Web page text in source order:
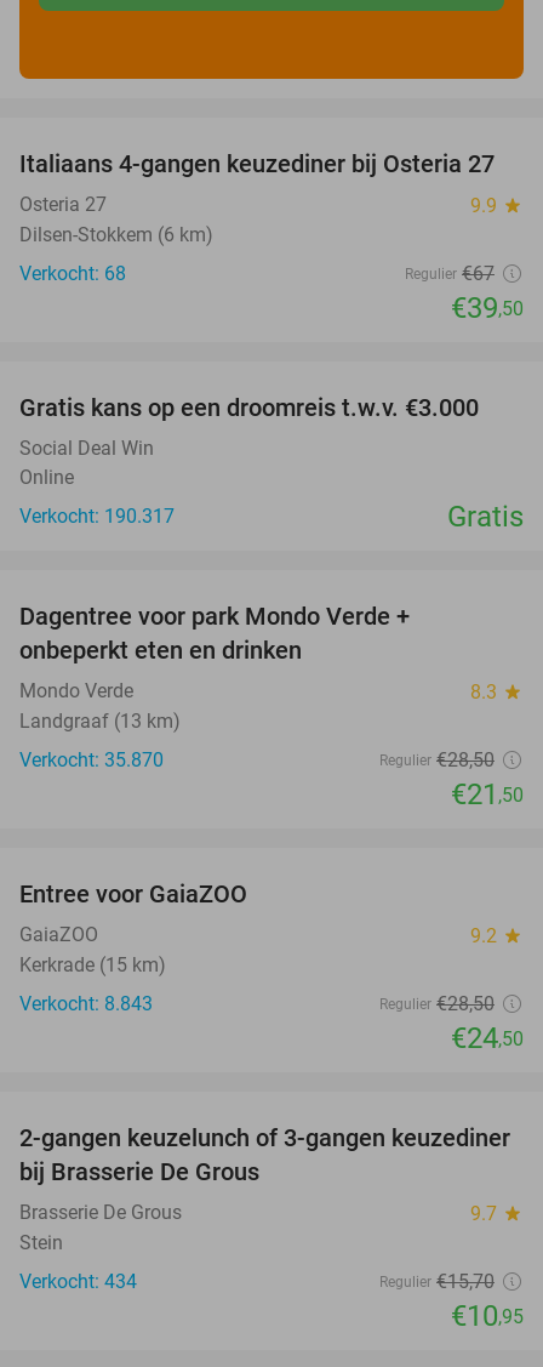
41%
Italiaans 4-gangen keuzediner bij Osteria 27
Osteria 27 9.9 star
Dilsen-Stokkem (6 km)
Verkocht: 68
Regulier €67
€39,50
Gratis kans op een droomreis t.w.v. €3.000
Social Deal Win
Online
Verkocht: 190.317
Gratis
Dagentree voor park Mondo Verde +
onbeperkt eten en drinken
Mondo Verde 8.3 star
Landgraaf (13 km)
Verkocht: 35.870
Regulier €28,50
€21 ,50
Entree voor GaiaZOO
GaiaZOO 9.2 star
Kerkrade (15 km)
Verkocht: 8.843
Regulier €28,50
€24,50
30%
2-gangen keuzelunch of 3-gangen keuzediner
bij Brasserie De Grous
Brasserie De Grous 9.7 star
Stein
Verkocht: 434
Regulier €15,70
€10,95